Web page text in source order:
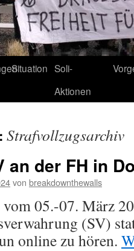
Situation Soli-
Aktionen
Strafvollzugsarchiv
an der FH in
von breakdownthewalls
05.-07. März
(SV)
online zu hören.